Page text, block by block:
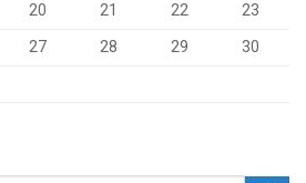
20 21 22
23
27 28 29
30